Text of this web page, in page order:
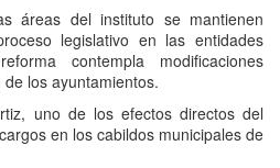
áreas del instituto se mantienen
legislativo en las entidades
contempla modificaciones
los ayuntamientos.
uno de los efectos directos del
en los cabildos municipales de